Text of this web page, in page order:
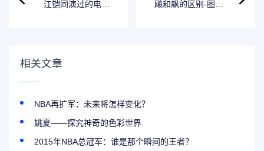
江铠同演过的电视
飚和飙的区别-图文
相关文章
NBA再扩军：未来将怎样变化？
姚夏——探究神奇的色彩世界
2015年NBA总冠军：谁是那个瞬间的王者？